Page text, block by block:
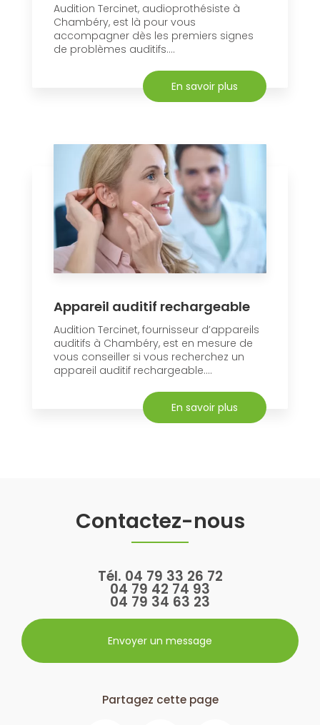
Audition Tercinet, audioprothésiste à
Chambéry, est là pour vous
accompagner dès les premiers signes
de problèmes auditifs....
En savoir plus
Appareil auditif rechargeable
Audition Tercinet, fournisseur d’appareils
auditifs à Chambéry, est en mesure de
vous conseiller si vous recherchez un
appareil auditif rechargeable....
En savoir plus
Contactez-nous
Tél. 04 79 33 26 72
04 79 42 74 93
04 79 34 63 23
Envoyer un message
Partagez cette page